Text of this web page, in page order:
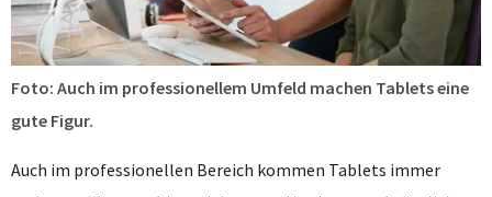
Foto: Auch im professionellem Umfeld machen Tablets eine
gute Figur.
Auch im professionellen Bereich kommen Tablets immer